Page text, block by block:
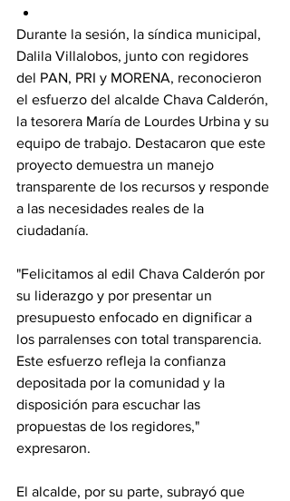
Durante la sesión, la síndica municipal,
Dalila Villalobos, junto con regidores
del PAN, PRI y MORENA, reconocieron
el esfuerzo del alcalde Chava Calderón,
la tesorera María de Lourdes Urbina y su
equipo de trabajo. Destacaron que este
proyecto demuestra un manejo
transparente de los recursos y responde
a las necesidades reales de la
ciudadanía.
"Felicitamos al edil Chava Calderón por
su liderazgo y por presentar un
presupuesto enfocado en dignificar a
los parralenses con total transparencia.
Este esfuerzo refleja la confianza
depositada por la comunidad y la
disposición para escuchar las
propuestas de los regidores,"
expresaron.
El alcalde, por su parte, subrayó que